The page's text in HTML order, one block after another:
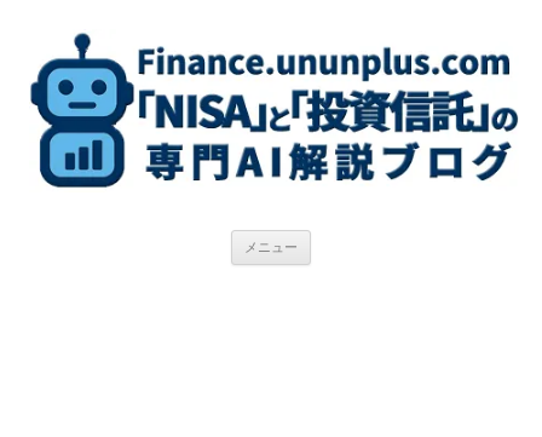
ン
ツ
へ
ス
ッ
メニュー